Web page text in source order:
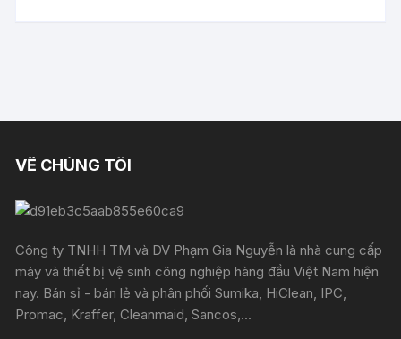
VỀ CHÚNG TÔI
Công ty TNHH TM và DV Phạm Gia Nguyễn là nhà cung cấp
máy và thiết bị vệ sinh công nghiệp hàng đầu Việt Nam hiện
nay. Bán sỉ - bán lẻ và phân phối Sumika, HiClean, IPC,
Promac, Kraffer, Cleanmaid, Sancos,...